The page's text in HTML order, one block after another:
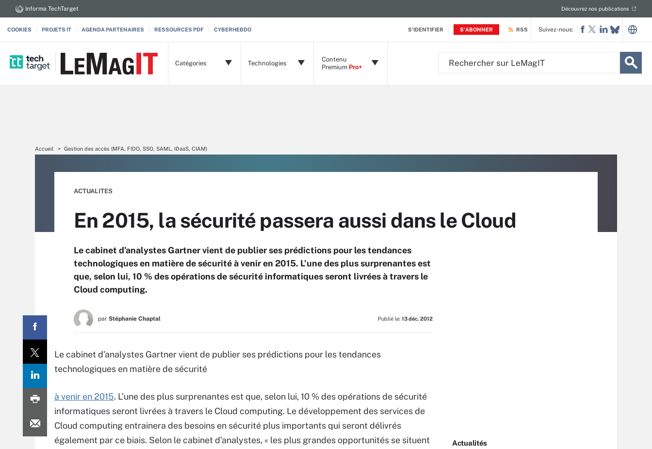
S'IDENTIFIER S'ABONNER
Informa TechTarget Découvrez nos publications
COOKIES PROJETS IT AGENDA PARTENAIRES RESSOURCES PDF CYBERHEBDO RSS
Catégories Technologies
Contenu
Premium Pro+
Suivez-nous:
Accueil Gestion des accès (MFA, FIDO, SSO, SAML, IDaaS, CIAM)
ACTUALITES
En 2015, la sécurité passera aussi dans le Cloud
Le cabinet d’analystes Gartner vient de publier ses prédictions pour les tendances
technologiques en matière de sécurité à venir en 2015. L’une des plus surprenantes est
que, selon lui, 10 % des opérations de sécurité informatiques seront livrées à travers le
Cloud computing.
par Stéphanie Chaptal Publié le: 13 déc. 2012
Le cabinet d’analystes Gartner vient de publier ses prédictions pour les tendances
technologiques en matière de sécurité
à venir en 2015. L’une des plus surprenantes est que, selon lui, 10 % des opérations de sécurité
informatiques seront livrées à travers le Cloud computing. Le développement des services de
Cloud computing entrainera des besoins en sécurité plus importants qui seront délivrés
également par ce biais. Selon le cabinet d’analystes, « les plus grandes opportunités se situent
Actualités